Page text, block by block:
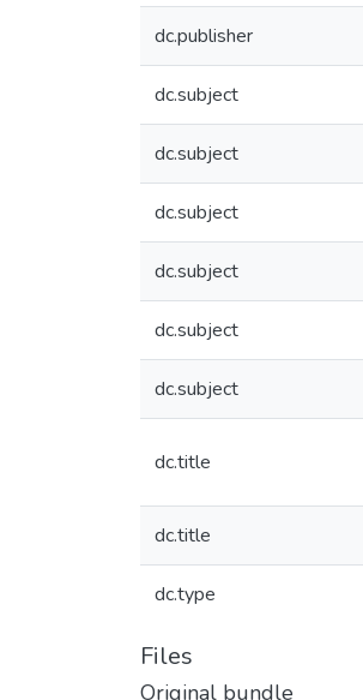
dc.publisher
dc.subject
dc.subject
dc.subject
dc.subject
dc.subject
dc.subject
dc.title
dc.title
dc.type
Files
Original bundle